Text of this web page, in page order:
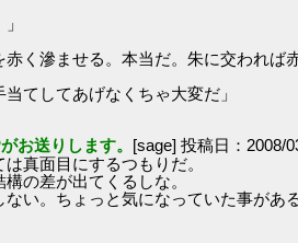
く滲ませる。本当だ。朱に交われば
てしてあげなくちゃ大変だ」
お送りします。 [sage] 投稿日：2008/
真面目にするつもりだ。
の差が出てくるしな。
い。ちょっと気になっていた事があ